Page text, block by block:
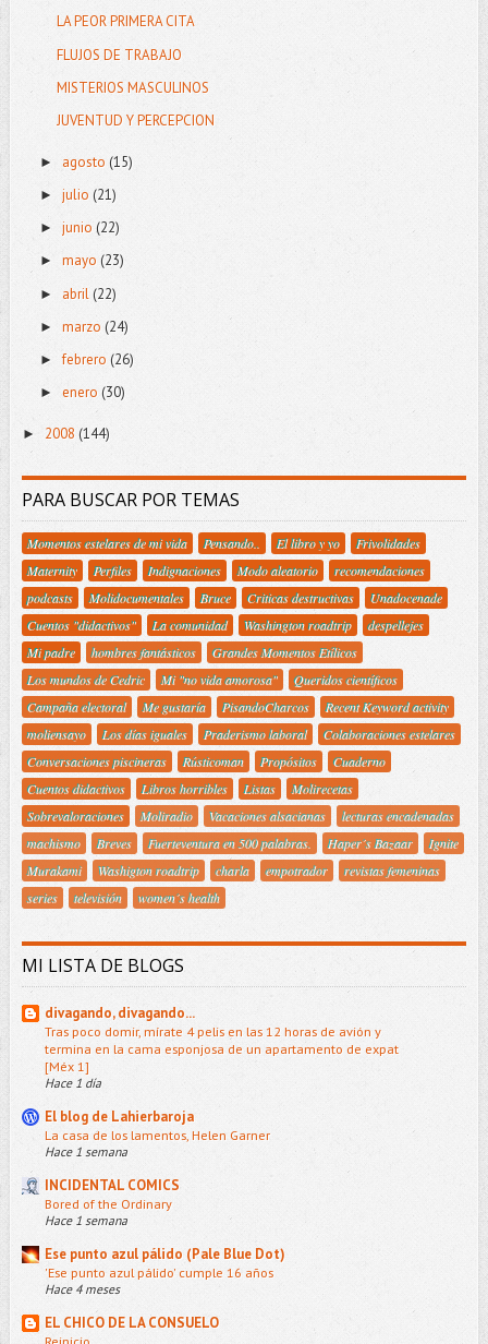
LA PEOR PRIMERA CITA
FLUJOS DE TRABAJO
MISTERIOS MASCULINOS
JUVENTUD Y PERCEPCION
► agosto (15)
► julio (21)
► junio (22)
► mayo (23)
► abril (22)
► marzo (24)
►febrero (26)
► enero (30)
► 2008 (144)
PARA BUSCAR POR TEMAS
Momentos estelares de mi vida Pensando.. El libro y yo
Frivolidades
Maternity
Perfiles Indignaciones Modo aleatorio
recomendaciones
podcasts
Molidocumentales Bruce Criticas destructivas
Unadocenade
Cuentos "didactivos"
La comunidad Washington roadtrip
despellejes
Mi padre
hombres fantásticos
Grandes Momentos Etílicos
Los mundos de Cedric
Mi "no vida amorosa"
Queridos científicos
Campaña electoral
Me gustaría PisandoCharcos
Recent Keyword activity
moliensayo
Los días iguales Praderismo laboral
Colaboraciones estelares
Conversaciones piscineras
Rústicoman Propósitos
Cuaderno
Cuentos didactivos
Libros horribles Listas
Molirecetas
Sobrevaloraciones
Moliradio Vacaciones alsacianas
lecturas encadenadas
machismo
Breves Fuerteventura en 500 palabras. Haper´s Bazaar
Ignite
Murakami
Washigton roadtrip charla empotrador
revistas femeninas
series
televisión women´s health
MI LISTA DE BLOGS
divagando, divagando...
Tras poco domir, mírate 4 pelis en las 12 horas de avión y
termina en la cama esponjosa de un apartamento de expat
[Méx 1]
Hace 1 día
El blog de Lahierbaroja
La casa de los lamentos, Helen Garner
Hace 1 semana
INCIDENTAL COMICS
Bored of the Ordinary
Hace 1 semana
Ese punto azul pálido (Pale Blue Dot)
'Ese punto azul pálido' cumple 16 años
Hace 4 meses
EL CHICO DE LA CONSUELO